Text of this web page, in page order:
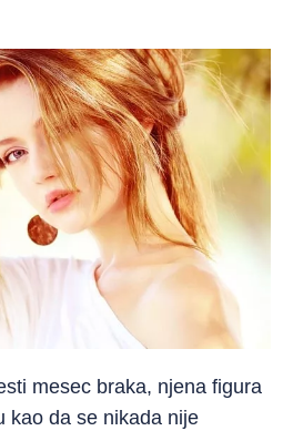
mesec braka, njena figura
kao da se nikada nije